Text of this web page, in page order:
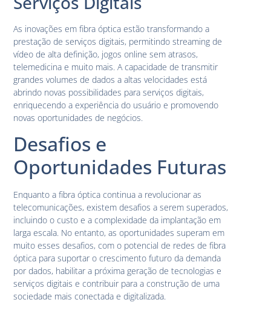
As inovações em fibra óptica estão transformando a
prestação de serviços digitais, permitindo streaming de
vídeo de alta definição, jogos online sem atrasos,
telemedicina e muito mais. A capacidade de transmitir
grandes volumes de dados a altas velocidades está
abrindo novas possibilidades para serviços digitais,
enriquecendo a experiência do usuário e promovendo
novas oportunidades de negócios.
Desafios e
Oportunidades Futuras
Enquanto a fibra óptica continua a revolucionar as
telecomunicações, existem desafios a serem superados,
incluindo o custo e a complexidade da implantação em
larga escala. No entanto, as oportunidades superam em
muito esses desafios, com o potencial de redes de fibra
óptica para suportar o crescimento futuro da demanda
por dados, habilitar a próxima geração de tecnologias e
serviços digitais e contribuir para a construção de uma
sociedade mais conectada e digitalizada.